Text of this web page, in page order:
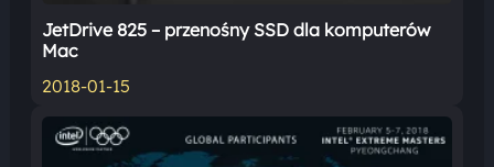
JetDrive 825 – przenośny SSD dla komputerów
Mac
2018-01-15